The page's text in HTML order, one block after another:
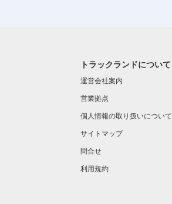
トラックランドについて
運営会社案内
営業拠点
個人情報の取り扱いについて
サイトマップ
問合せ
利用規約